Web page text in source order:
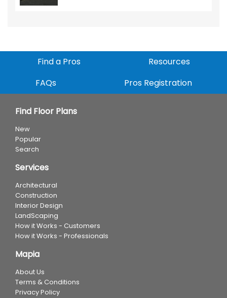
Find a Pros
Resources
FAQs
Pros Registration
Find Floor Plans
New
Popular
Search
Services
Architectural
Construction
Interior Design
LandScaping
How it Works - Customers
How it Works - Professionals
Mapia
About Us
Terms & Conditions
Privacy Policy